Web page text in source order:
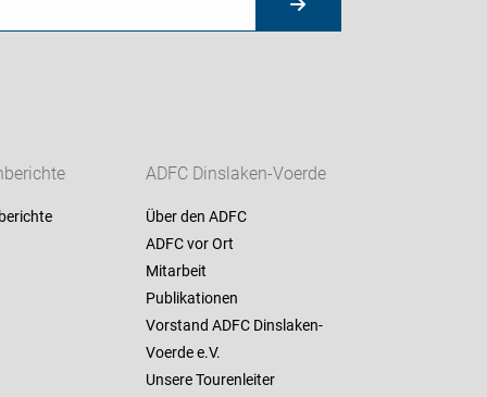
ADFC Dinslaken-Voerde
Über den ADFC
ADFC vor Ort
Mitarbeit
Publikationen
Vorstand ADFC Dinslaken-
Voerde e.V.
Unsere Tourenleiter